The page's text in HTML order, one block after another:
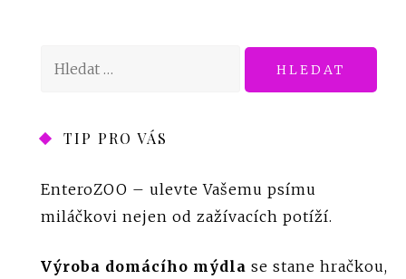
TIP PRO VÁS
EnteroZOO – ulevte Vašemu psímu
miláčkovi nejen od zažívacích potíží.
Výroba domácího mýdla se stane hračkou,